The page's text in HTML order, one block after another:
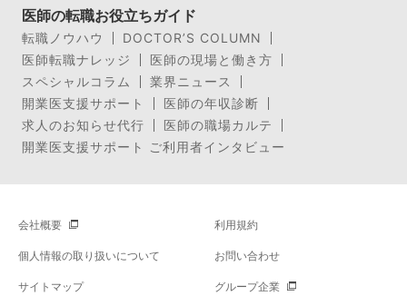
医師の転職お役立ちガイド
転職ノウハウ
DOCTOR’S COLUMN
医師転職ナレッジ
医師の現場と働き方
スペシャルコラム
業界ニュース
開業医支援サポート
医師の年収診断
求人のお知らせ代行
医師の職場カルテ
開業医支援サポート ご利用者インタビュー
会社概要 利用規約
個人情報の取り扱いについて お問い合わせ
サイトマップ グループ企業